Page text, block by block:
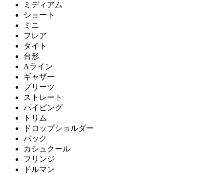
ミディアム
ショート
ミニ
フレア
タイト
台形
Aライン
ギャザー
プリーツ
ストレート
パイピング
トリム
ドロップショルダー
バック
カシュクール
フリンジ
ドルマン